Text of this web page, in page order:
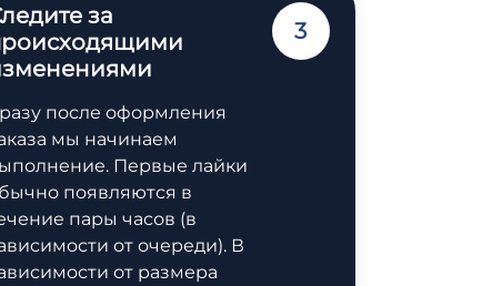
за
после оформления
мы начинаем
Первые лайки
появляются в
пары часов (в
от очереди). В
от размера
3